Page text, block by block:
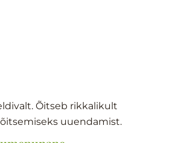
Õitseb rikkalikult
uuendamist.